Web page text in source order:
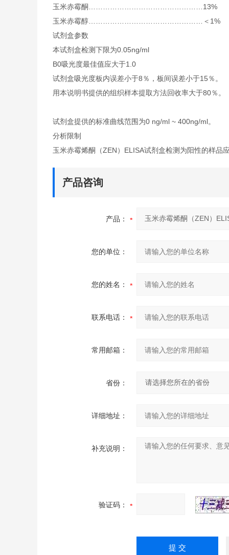
玉米赤霉酮…………………………………………13%
玉米赤霉醇…………………………………………＜1%
试剂盒参数
本试剂盒检测下限为0.05ng/ml
B0吸光度最佳值应大于1.0
试剂盒吸光度板内误差小于8％，板间误差小于15％。
用本说明书提供的组织样本提取方法回收率大于80％。
试剂盒提供的标准曲线范围为0 ng/ml ~ 400ng/ml。
分析限制
玉米赤霉烯酮（ZEN）ELISA试剂盒检测为阳性的样品
产品咨询
产品：
您的单位：
您的姓名：
联系电话：
常用邮箱：
省份：
详细地址：
补充说明：
验证码：